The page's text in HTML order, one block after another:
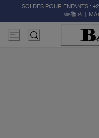
SOLDES POUR ENFANTS :
✏️📚🚸 |